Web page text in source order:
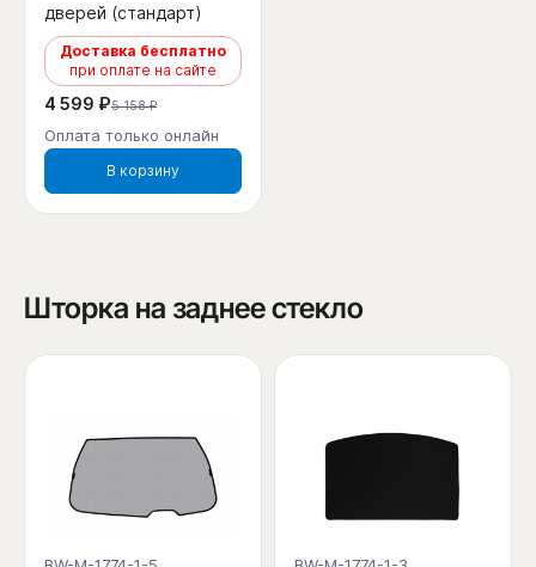
дверей (стандарт)
Доставка бесплатно
при оплате на сайте
4 599 ₽5 158 ₽
Оплата только онлайн
В корзину
Шторка на заднее стекло